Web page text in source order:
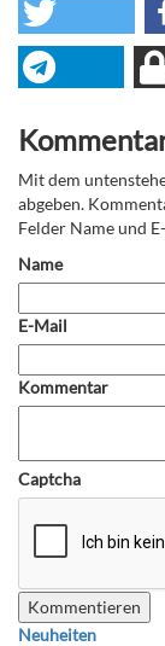
Mit dem
abgeben.
Felder Name und
Name
E-Mail
Kommentar
Captcha
Neuheiten